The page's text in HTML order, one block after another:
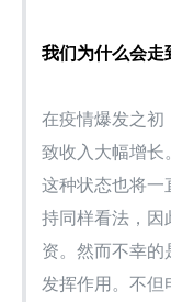
我们为什么会走
在疫情爆发之
致收入大幅增长
这种状态也将
持同样看法，
资。然而不幸
发挥作用。不